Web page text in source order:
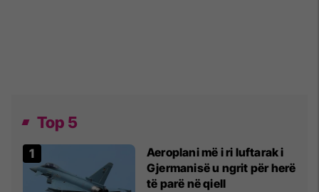
Top 5
Aeroplani më i ri luftarak i
Gjermanisë u ngrit për herë
të parë në qiell